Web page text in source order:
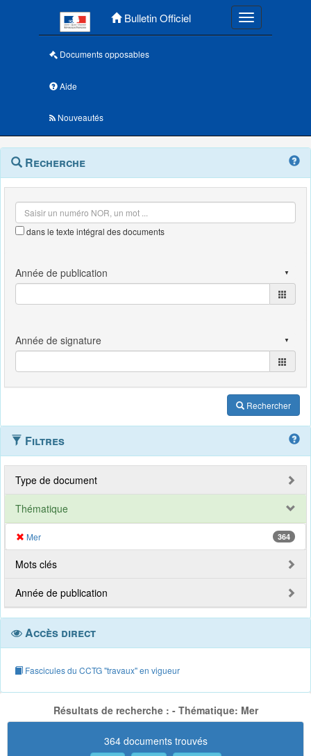
Bulletin Officiel Toggle
Documents opposables
Aide
Nouveautés
Navigation
outils
Menu
contextuel
Recherche
dans le texte intégral des documents
Rechercher
Filtres
Type de document
Thématique
Mer 364
Mots clés
Année de publication
Accès direct
Fascicules du CCTG "travaux" en vigueur
Résultats de recherche : - Thématique: Mer
364 documents trouvés